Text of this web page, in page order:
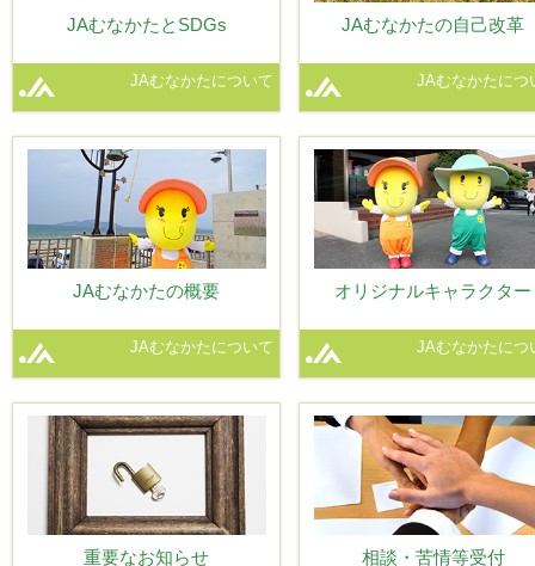
JAむなかたとSDGs
JAむなかたについて
JAむなかたの自己改革
JAむなかたにつ
JAむなかたの概要
JAむなかたについて
オリジナルキャラクター
JAむなかたにつ
重要なお知らせ 相談・苦情等受付